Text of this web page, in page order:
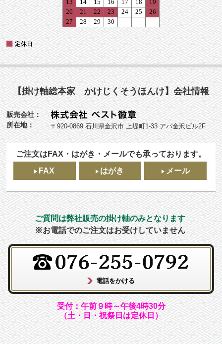
【掛け軸総本家 かけじくそうほんけ】会社情報
販売会社：
所在地：
〒920-0869 石川県金沢市 上堤町1-33 アパ金沢ビル2F
ご注文はFAX・はがき・メールでも承っております。
FAX
はがき メール
ご質問は弊社販売の掛け軸のみとなります
※お電話でのご注文はお受けしていません
受付：午前９時～午後4時30分
（土・日・祝祭日は定休日）